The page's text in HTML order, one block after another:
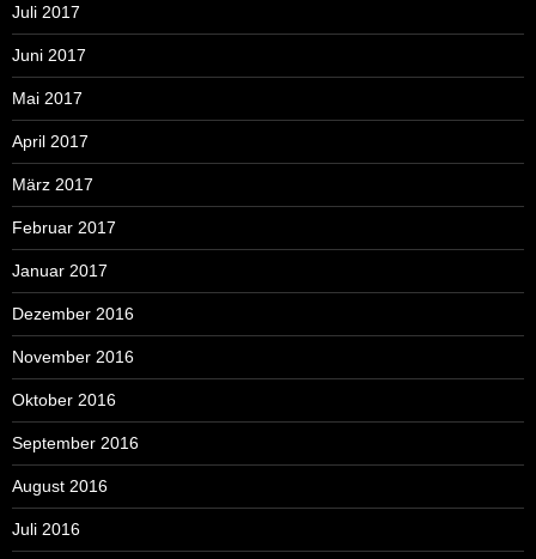
Juli 2017
Juni 2017
Mai 2017
April 2017
März 2017
Februar 2017
Januar 2017
Dezember 2016
November 2016
Oktober 2016
September 2016
August 2016
Juli 2016